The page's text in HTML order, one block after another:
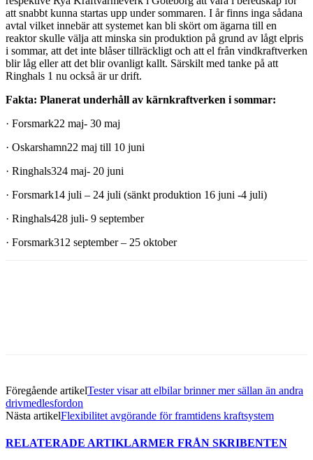
att snabbt kunna startas upp under sommaren. I år finns inga sådana
avtal vilket innebär att systemet kan bli skört om ägarna till en
reaktor skulle välja att minska sin produktion på grund av lågt elpris
i sommar, att det inte blåser tillräckligt och att el från vindkraftverken
blir låg eller att det blir ovanligt kallt. Särskilt med tanke på att
Ringhals 1 nu också är ur drift.
Fakta: Planerat underhåll av kärnkraftverken i sommar:
· Forsmark22 maj- 30 maj
· Oskarshamn22 maj till 10 juni
· Ringhals324 maj- 20 juni
· Forsmark14 juli – 24 juli (sänkt produktion 16 juni -4 juli)
· Ringhals428 juli- 9 september
· Forsmark312 september – 25 oktober
Föregående artikelTester visar att elbilar brinner mer sällan än andra
drivmedlesfordon
Nästa artikelFlexibilitet avgörande för framtidens kraftsystem
RELATERADE ARTIKLARMER FRÅN SKRIBENTEN